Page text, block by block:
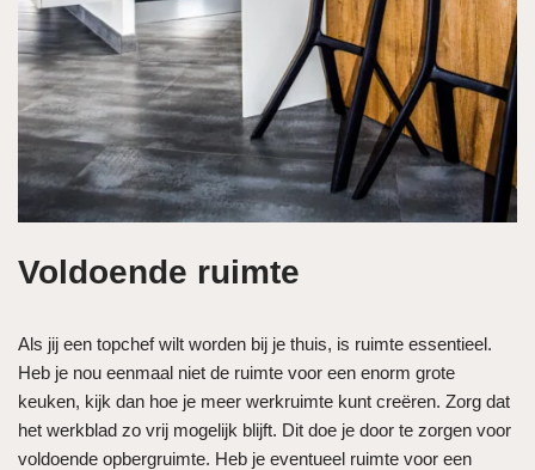
Voldoende ruimte
Als jij een topchef wilt worden bij je thuis, is ruimte essentieel.
Heb je nou eenmaal niet de ruimte voor een enorm grote
keuken, kijk dan hoe je meer werkruimte kunt creëren. Zorg dat
het werkblad zo vrij mogelijk blijft. Dit doe je door te zorgen voor
voldoende opbergruimte. Heb je eventueel ruimte voor een